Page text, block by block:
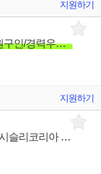
지원하기
신세계파주프리미엄아울렛 아이잗바바 매장 직원구인/경력우대/분위기좋은매장/장기근무환영
지원하기
[시슬리뷰티그룹] [ 갤러리아광교점/ 롯데동탄점 ] 시슬리코리아 제품디스플레이 매장판매사원